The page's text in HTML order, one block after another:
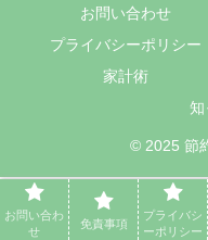
お問い合わせ
プライバシーポリシー
家計術
知
© 2025 節
お問い合わ
せ
免責事項
プライバシ
ーポリシー